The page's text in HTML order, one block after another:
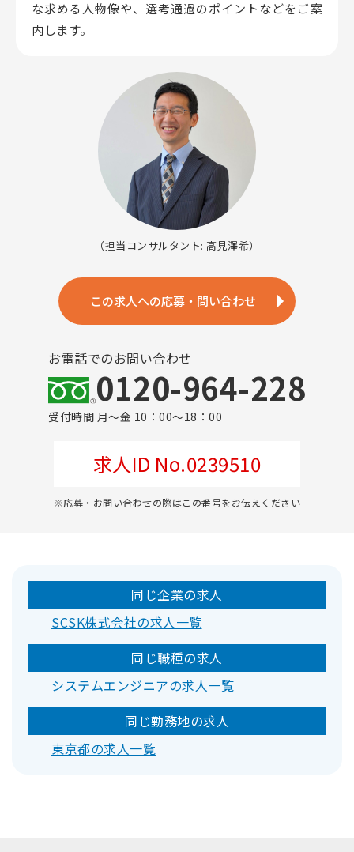
な求める人物像や、選考通過のポイントなどをご案
内します。
（担当コンサルタント: 高見澤希）
この求人への応募・問い合わせ
お電話でのお問い合わせ
0120-964-228
受付時間 月～金 10：00～18：00
求人ID No.0239510
※応募・お問い合わせの際はこの番号をお伝えください
同じ企業の求人
SCSK株式会社の求人一覧
同じ職種の求人
システムエンジニアの求人一覧
同じ勤務地の求人
東京都の求人一覧